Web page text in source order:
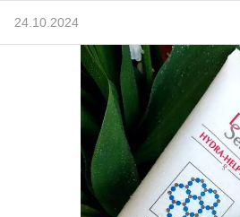
24.10.2024